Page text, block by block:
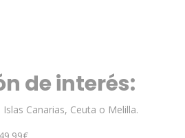
de interés:
Canarias, Ceuta o Melilla.